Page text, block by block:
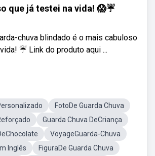
que já testei na vida! 😱☔
chuva blindado é o mais cabuloso
☔ Link do produto aqui ...
FotoDe Guarda Chuva
Guarda Chuva DeCriança
VoyageGuarda-Chuva
Inglês
FiguraDe Guarda Chuva